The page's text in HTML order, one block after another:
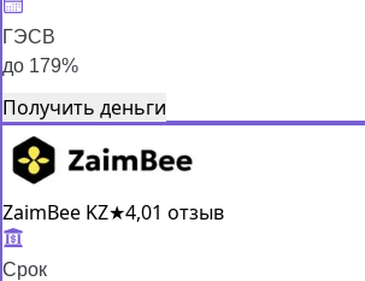
ГЭСВ
до 179%
Получить деньги
ZaimBee KZ★4,01 отзыв
Срок